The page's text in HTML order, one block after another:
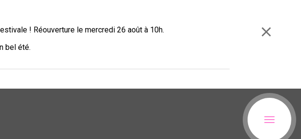
! Réouverture le mercredi 26 août à 10h.
bel été.